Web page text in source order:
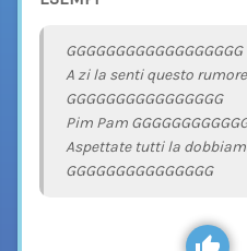
GGGGGGGGGGGGGGGGGG
A zi la senti questo
GGGGGGGGGGGGGGGG
Pim Pam
Aspettate tutti la
GGGGGGGGGGGGGGG